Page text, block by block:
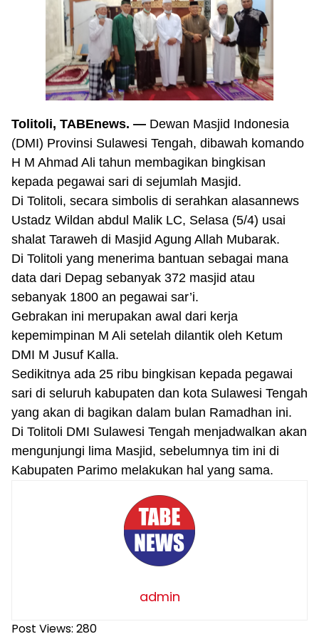
Tolitoli, TABEnews. — Dewan Masjid Indonesia
(DMI) Provinsi Sulawesi Tengah, dibawah komando
H M Ahmad Ali tahun membagikan bingkisan
kepada pegawai sari di sejumlah Masjid.
Di Tolitoli, secara simbolis di serahkan alasannews
Ustadz Wildan abdul Malik LC, Selasa (5/4) usai
shalat Taraweh di Masjid Agung Allah Mubarak.
Di Tolitoli yang menerima bantuan sebagai mana
data dari Depag sebanyak 372 masjid atau
sebanyak 1800 an pegawai sar’i.
Gebrakan ini merupakan awal dari kerja
kepemimpinan M Ali setelah dilantik oleh Ketum
DMI M Jusuf Kalla.
Sedikitnya ada 25 ribu bingkisan kepada pegawai
sari di seluruh kabupaten dan kota Sulawesi Tengah
yang akan di bagikan dalam bulan Ramadhan ini.
Di Tolitoli DMI Sulawesi Tengah menjadwalkan akan
mengunjungi lima Masjid, sebelumnya tim ini di
Kabupaten Parimo melakukan hal yang sama.
admin
Post Views: 280